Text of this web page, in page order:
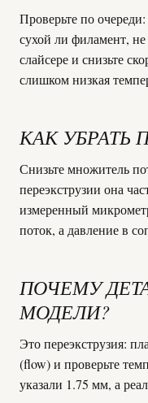
Проверьте по
сухой ли филамент,
слайсере и снизьте
слишком низкая
КАК УБРАТЬ
Снизьте множитель
переэкструзии она
измеренный
поток, а давление в
ПОЧЕМУ
МОДЕЛИ?
Это переэкструзия:
(flow) и проверьте
указали 1.75 мм, а